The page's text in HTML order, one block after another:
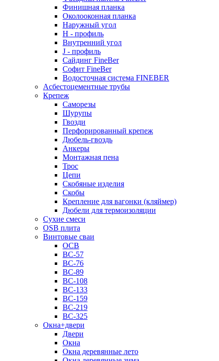
Финишная планка
Околооконная планка
Наружный угол
H - профиль
Внутренний угол
J - профиль
Сайдинг FineBer
Софит FineBer
Водосточная система FINEBER
Асбестоцементные трубы
Крепеж
Саморезы
Шурупы
Гвозди
Перфорированный крепеж
Дюбель-гвоздь
Анкеры
Монтажная пена
Трос
Цепи
Скобяные изделия
Скобы
Крепление для вагонки (кляймер)
Дюбели для термоизоляции
Сухие смеси
OSB плита
Винтовые сваи
ОСВ
ВС-57
ВС-76
ВС-89
ВС-108
ВС-133
ВС-159
ВС-219
ВС-325
Окна+двери
Двери
Окна
Окна деревянные лето